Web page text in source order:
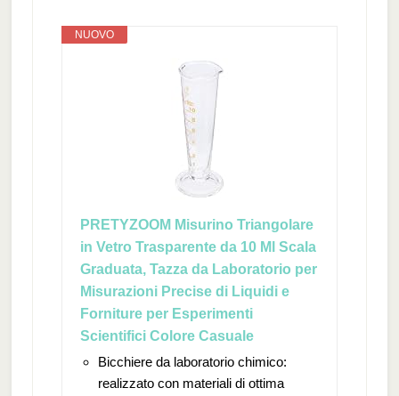
NUOVO
PRETYZOOM Misurino Triangolare
in Vetro Trasparente da 10 Ml Scala
Graduata, Tazza da Laboratorio per
Misurazioni Precise di Liquidi e
Forniture per Esperimenti
Scientifici Colore Casuale
Bicchiere da laboratorio chimico:
realizzato con materiali di ottima